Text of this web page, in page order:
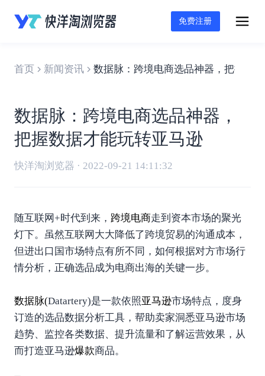
免费注册
首页 新闻资讯 数据脉：跨境电商选品神器，把握数
数据脉：跨境电商选品神器，
把握数据才能玩转亚马逊
快洋淘浏览器 · 2022-09-21 14:11:32
随互联网+时代到来， 跨境电商走到资本市场的聚光
灯下。虽然互联网大大降低了跨境贸易的沟通成本，
但进出口国市场特点有所不同，如何根据对方市场行
情分析，正确选品成为电商出海的关键一步。
数据脉(Datartery)是一款依照亚马逊市场特点，度身
订造的选品数据分析工具，帮助卖家洞悉亚马逊市场
趋势、监控各类数据、提升流量和了解运营效果，从
而打造亚马逊爆款商品。